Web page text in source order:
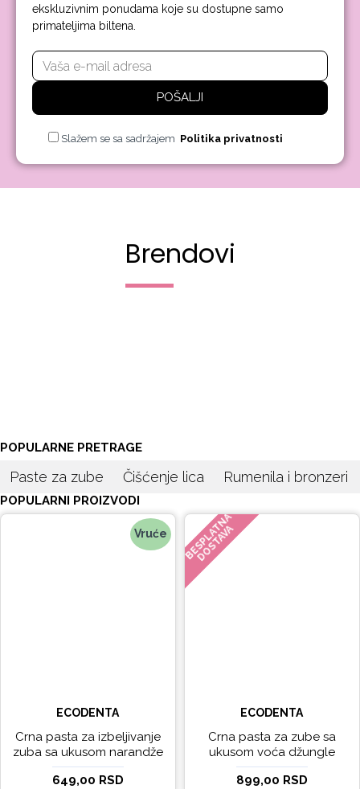
ekskluzivnim ponudama koje su dostupne samo
primateljima biltena.
POŠALJI
Slažem se sa sadržajem Politika privatnosti
Brendovi
POPULARNE PRETRAGE
Paste za zube Čišćenje lica Rumenila i bronzeri
POPULARNI PROIZVODI
Vruće
ECODENTA
Crna pasta za izbeljivanje
zuba sa ukusom narandže
Ecodenta 100 ml
649,00 RSD
BESPLATNA
DOSTAVA
ECODENTA
Crna pasta za zube sa
ukusom voća džungle
Ecodenta 75 ml
899,00 RSD